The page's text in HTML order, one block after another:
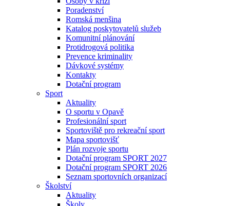
Poradenství
Romská menšina
Katalog poskytovatelů služeb
Komunitní plánování
Protidrogová politika
Prevence kriminality
Dávkové systémy
Kontakty
Dotační program
Sport
Aktuality
O sportu v Opavě
Profesionální sport
Sportoviště pro rekreační sport
Mapa sportovišť
Plán rozvoje sportu
Dotační program SPORT 2027
Dotační program SPORT 2026
Seznam sportovních organizací
Školství
Aktuality